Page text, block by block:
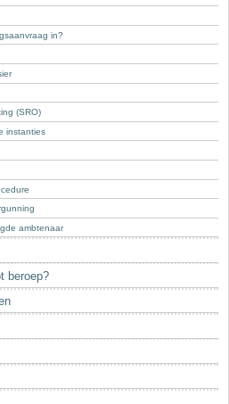
in?
(SRO)
instanties
ambtenaar
beroep?